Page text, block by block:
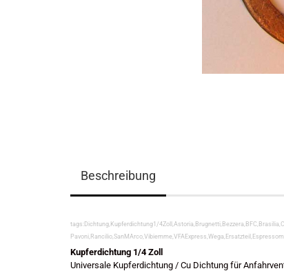
Beschreibung
tags:Dichtung,Kupferdichtung1/
Kupferdichtung 1/4 Zoll
Universale Kupferdichtung / Cu Dichtung für